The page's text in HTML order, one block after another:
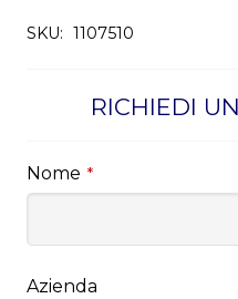
SKU: 1107510
RICHIEDI
Nome *
Azienda